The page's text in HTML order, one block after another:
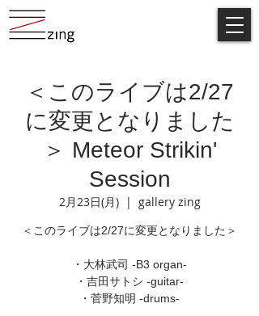
＜このライブは2/27
に変更となりました
＞ Meteor Strikin'
Session
2月23日(月)
  |
gallery zing
＜このライブは2/27に変更となりました＞
・大林武司 -B3 organ-
・吉田サトシ -guitar-
・菅野知明 -drums-